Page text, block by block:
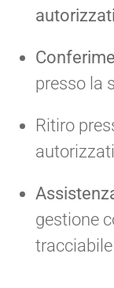
autorizzati
presso la
Ritiro
gestione
tracciabile